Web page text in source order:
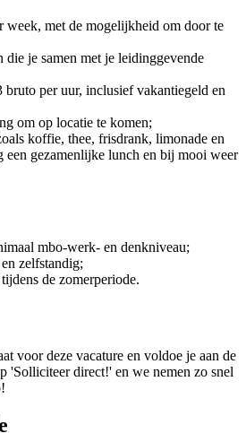
week, met de mogelijkheid om door te
je samen met je leidinggevende
per uur, inclusief vakantiegeld en
om op locatie te komen;
koffie, thee, frisdrank, limonade en
een gezamenlijke lunch en bij mooi weer
mbo‑werk‑ en denkniveau;
zelfstandig;
de zomerperiode.
voor deze vacature en voldoe je aan de
'Solliciteer direct!' en we nemen zo snel